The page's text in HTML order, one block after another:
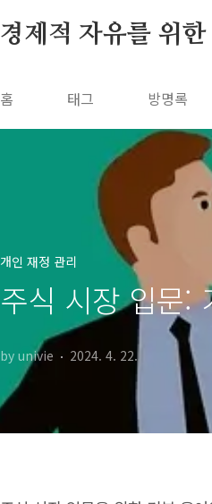
경제적 자유를 위한
홈 태그 방명록
개인 재정 관리
주식 시장 입문:
by univie 2024. 4. 22.